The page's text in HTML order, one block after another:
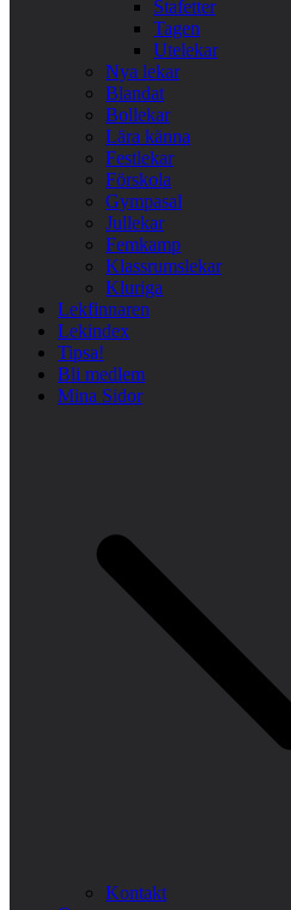
Stafetter
Tagen
Utelekar
Nya lekar
Blandat
Bollekar
Lära känna
Festlekar
Förskola
Gympasal
Jullekar
Femkamp
Klassrumslekar
Kluriga
Lekfinnaren
Lekindex
Tipsa!
Bli medlem
Mina Sidor
Kontakt